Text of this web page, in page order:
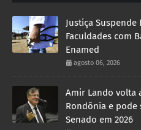
Justiça Suspende
Faculdades com
Enamed
agosto 06, 2026
Amir Lando volta
Rondônia e pode
Senado em 2026